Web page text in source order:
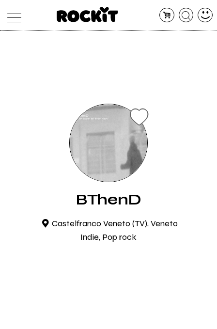
BThenD
Castelfranco Veneto (TV), Veneto
Indie, Pop rock